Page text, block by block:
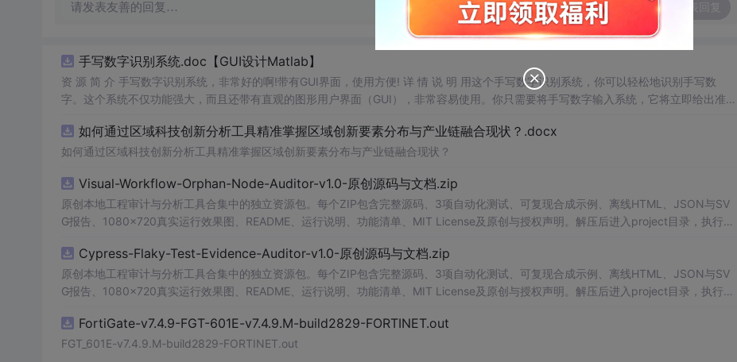
请发表友善的回复…
手写数字识别系统.doc【GUI设计Matlab】
资 源 简 介 手写数字识别系统，非常好的啊!带有GUI界面，使用方便! 详 情 说 明 用这个手写数字识别系统，你可以轻松地识别手写数
字。这个系统不仅功能强大，而且还带有直观的图形用户界面（GUI），非常容易使用。你只需要将手写数字输入系统，它将立即给出准确
便和实用的工具，你一定会喜欢它的！
如何通过区域科技创新分析工具精准掌握区域创新要素分布与产业链融合现状？.docx
如何通过区域科技创新分析工具精准掌握区域创新要素分布与产业链融合现状？
Visual-Workflow-Orphan-Node-Auditor-v1.0-原创源码与文档.zip
原创本地工程审计与分析工具合集中的独立资源包。每个ZIP包含完整源码、3项自动化测试、可复现合成示例、离线HTML、JSON与SV
G报告、1080×720真实运行效果图、README、运行说明、功能清单、MIT License及原创与授权声明。解压后进入project目录，执行np
源码、Logo、官方截图、论文、生产日志或其他受限素材。适合前端开发、AI应用工程、测试审计和课程实践。
Cypress-Flaky-Test-Evidence-Auditor-v1.0-原创源码与文档.zip
原创本地工程审计与分析工具合集中的独立资源包。每个ZIP包含完整源码、3项自动化测试、可复现合成示例、离线HTML、JSON与SV
G报告、1080×720真实运行效果图、README、运行说明、功能清单、MIT License及原创与授权声明。解压后进入project目录，执行np
源码、Logo、官方截图、论文、生产日志或其他受限素材。适合前端开发、AI应用工程、测试审计和课程实践。
FortiGate-v7.4.9-FGT-601E-v7.4.9.M-build2829-FORTINET.out
FGT_601E-v7.4.9.M-build2829-FORTINET.out